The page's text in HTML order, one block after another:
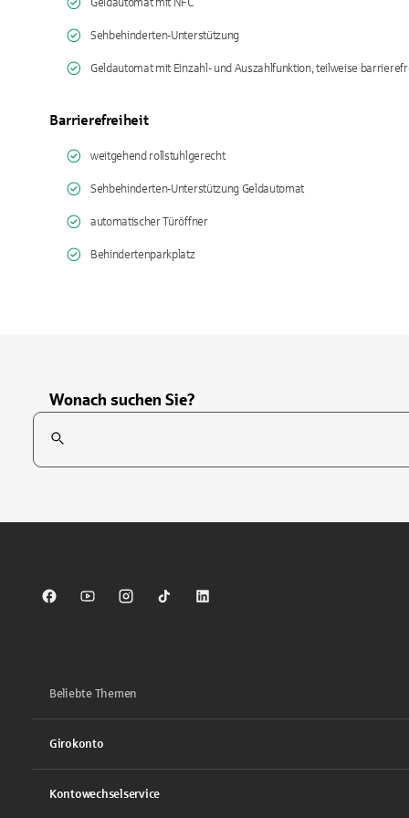
Geldautomat mit NFC
Sehbehinderten-Unterstützung
Geldautomat mit Einzahl- und Auszahlfunktion, teilweise
Barrierefreiheit
weitgehend rollstuhlgerecht
Sehbehinderten-Unterstützung Geldautomat
automatischer Türöffner
Behindertenparkplatz
Wonach suchen Sie?
Suchfeld
Sparkasse auf Facebook
Sparkasse auf Youtube
Sparkasse auf Instagram
Sparkasse auf TikTok
Sparkasse auf LinkedIn
Beliebte Themen
Girokonto
Kontowechselservice